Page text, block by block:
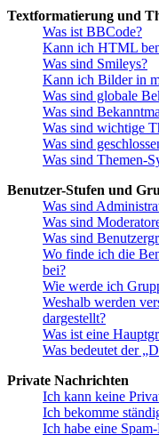
Textformatierung und
Was ist BBCode?
Kann ich HTML
Was sind Smileys?
Kann ich Bilder in
Was sind globale
Was sind
Was sind wichtige
Was sind
Was sind Themen-
Benutzer-Stufen und
Was sind
Was sind
Was sind
Wo finde ich die
bei?
Wie werde ich
Weshalb werden
dargestellt?
Was ist eine
Was bedeutet der
Private Nachrichten
Ich kann keine
Ich bekomme
Ich habe eine